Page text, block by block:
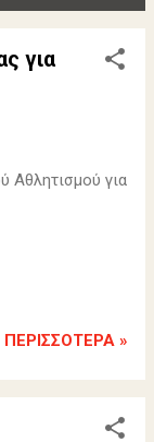
για
Αθλητισμού για
»